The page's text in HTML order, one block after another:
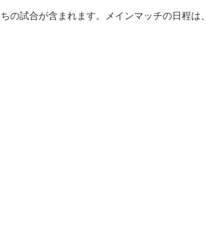
の試合が含まれます。メインマッチの日程